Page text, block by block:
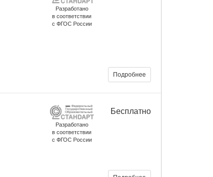
Разработано
в соответствии
с ФГОС России
Подробнее
Разработано
в соответствии
с ФГОС России
Бесплатно